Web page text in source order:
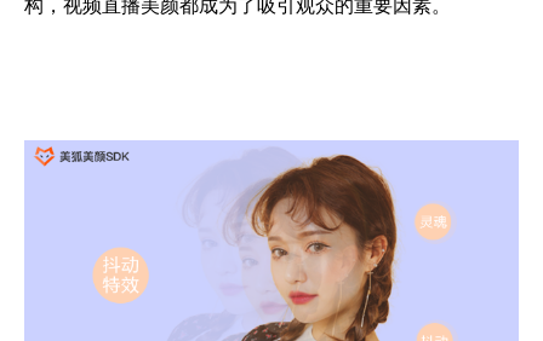
构，视频直播美颜都成为了吸引观众的重要因素。